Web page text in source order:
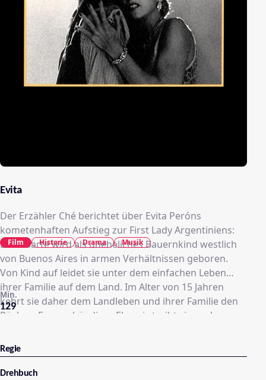
Evita
Der Erzähler Ché berichtet über Evita Peróns
kometenhaften Aufstieg zur First Lady Argentiniens:
Eva Duarte wird als uneheliches Bauernkind westlich
von Buenos Aires in armen Verhältnissen geboren.
Von Kind auf leidet sie unter dem einfachen Leben
ihrer Familie auf dem Land. Im Alter von 15 Jahren
kehrt sie daher dem Landleben und ihrer Familie den
Rücken. Evas unbändiger Ehrgeiz treibt sie nach
erfüllen. Sie will unbedingt berühmt werden und
kämpft sich in der Großstadt durch: Evita spricht für
Rollen vor, singt und modelt. Schon nach kurzer Zeit ist
129
Min.
Film Historie Drama Musik
Regie
Drehbuch